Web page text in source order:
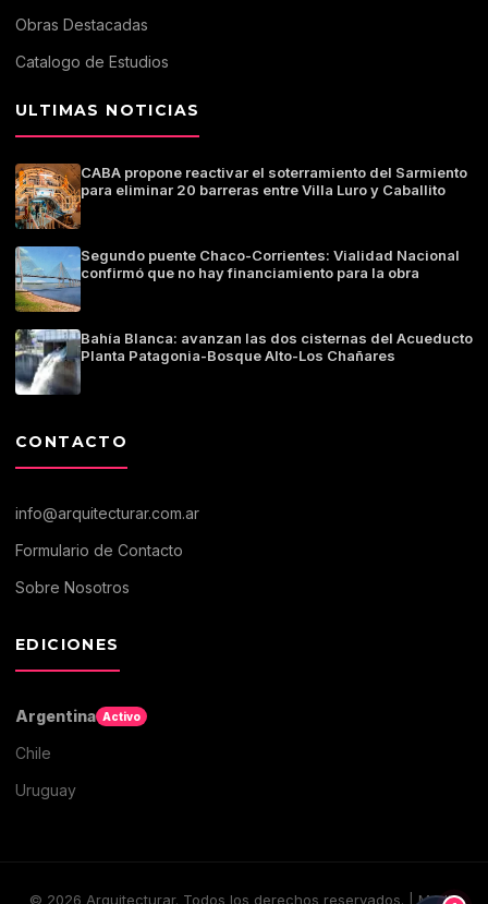
Obras Destacadas
Catalogo de Estudios
ULTIMAS NOTICIAS
CABA propone reactivar el soterramiento del Sarmiento
para eliminar 20 barreras entre Villa Luro y Caballito
Segundo puente Chaco-Corrientes: Vialidad Nacional
confirmó que no hay financiamiento para la obra
Bahía Blanca: avanzan las dos cisternas del Acueducto
Planta Patagonia-Bosque Alto-Los Chañares
CONTACTO
info@arquitecturar.com.ar
Formulario de Contacto
Sobre Nosotros
EDICIONES
Argentina Activo
Chile
Uruguay
© 2026 Arquitecturar. Todos los derechos reservados. | Medio